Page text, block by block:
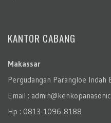
KANTOR CABANG
Makassar
Pergudangan Parangloe Indah
Email :
Hp : 0813-1096-8188